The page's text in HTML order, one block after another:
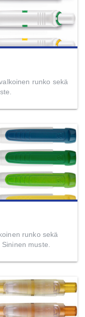
runko sekä
runko sekä
muste.